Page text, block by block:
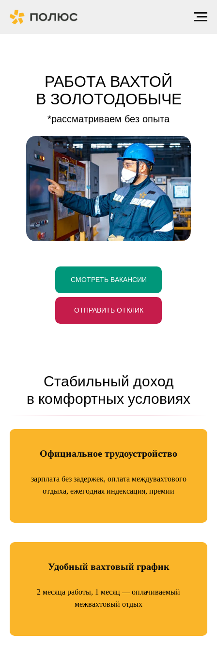
РАБОТА ВАХТОЙ
В ЗОЛОТОДОБЫЧЕ
*рассматриваем без опыта
СМОТРЕТЬ ВАКАНСИИ
ОТПРАВИТЬ ОТКЛИК
Стабильный доход
в комфортных условиях
Официальное трудоустройство
зарплата без задержек, оплата междувахтового
отдыха, ежегодная индексация, премии
Удобный вахтовый график
2 месяца работы, 1 месяц — оплачиваемый
межвахтовый отдых